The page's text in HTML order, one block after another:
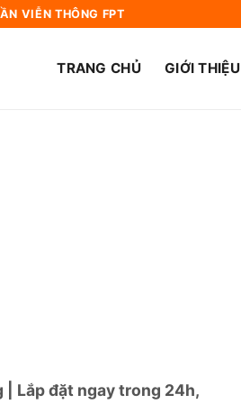
VIỄN THÔNG FPT
TRANG CHỦ GIỚI THIỆU
| Lắp đặt ngay trong 24h,